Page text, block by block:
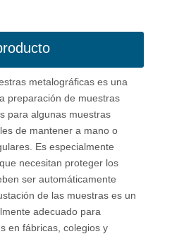
metalográficas es una
preparación de muestras
para algunas muestras
de mantener a mano o
Es especialmente
necesitan proteger los
ser automáticamente
de las muestras es un
adecuado para
en fábricas, colegios y